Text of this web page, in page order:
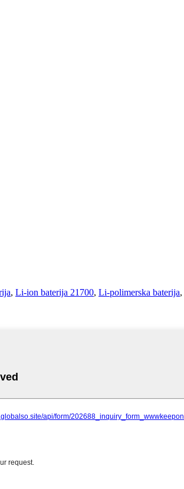
, Li-ion baterija 21700, Li-polimerska baterija,